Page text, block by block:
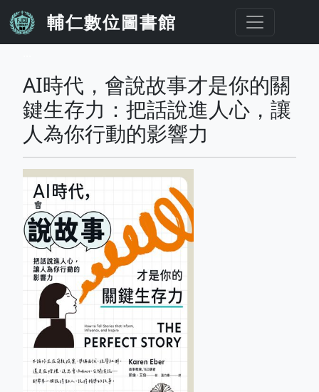
移至主內容
輔仁數位圖書館
AI時代，會說故事才是你的關
鍵生存力：把話說進人心，讓
人為你行動的影響力